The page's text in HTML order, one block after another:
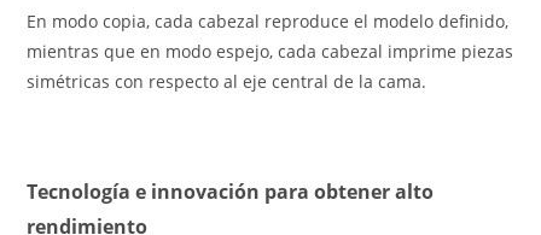
En modo copia, cada cabezal reproduce el modelo definido,
mientras que en modo espejo, cada cabezal imprime piezas
simétricas con respecto al eje central de la cama.
Tecnología e innovación para obtener alto
rendimiento